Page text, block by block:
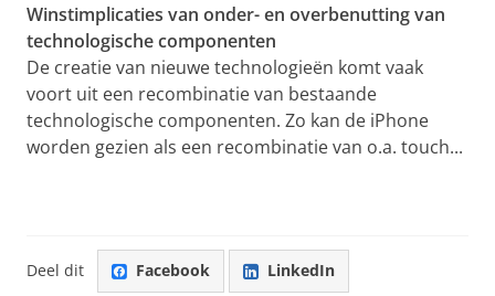
Winstimplicaties van onder- en overbenutting van
technologische componenten
De creatie van nieuwe technologieën komt vaak
voort uit een recombinatie van bestaande
technologische componenten. Zo kan de iPhone
worden gezien als een recombinatie van o.a. touch...
Deel dit Facebook LinkedIn